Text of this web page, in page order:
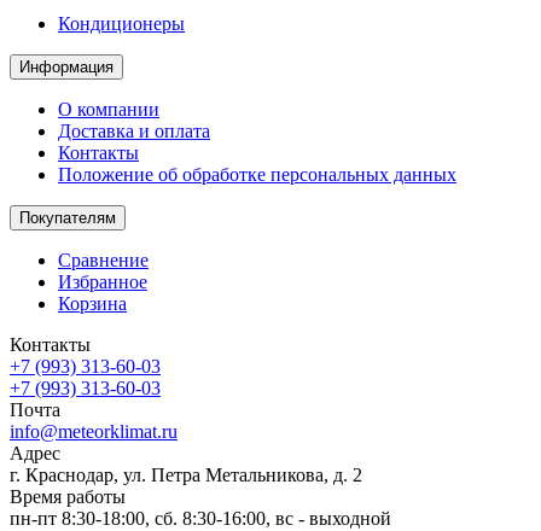
Кондиционеры
Информация
О компании
Доставка и оплата
Контакты
Положение об обработке персональных данных
Покупателям
Сравнение
Избранное
Корзина
Контакты
+7 (993) 313-60-03
+7 (993) 313-60-03
Почта
info@meteorklimat.ru
Адрес
г. Краснодар, ул. Петра Метальникова, д. 2
Время работы
пн-пт 8:30-18:00, сб. 8:30-16:00, вс - выходной